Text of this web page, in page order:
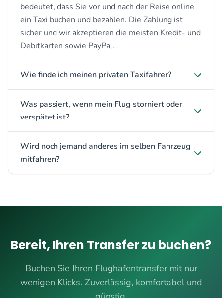
bedeutet, dass Sie vor und nach der Reise online
ein Taxi buchen und bezahlen. Die Zahlung ist
sicher und wir akzeptieren die meisten Kredit- und
Debitkarten sowie PayPal.
Wie finde ich meinen privaten Taxifahrer?
Was passiert, wenn mein Flug storniert oder
verspätet ist?
Wird noch jemand anderes im selben Fahrzeug
mitfahren?
Bereit, Ihren Transfer zu buchen?
Buchen Sie Ihren Flughafentransfer mit nur
wenigen Klicks. Zuverlässig, komfortabel und